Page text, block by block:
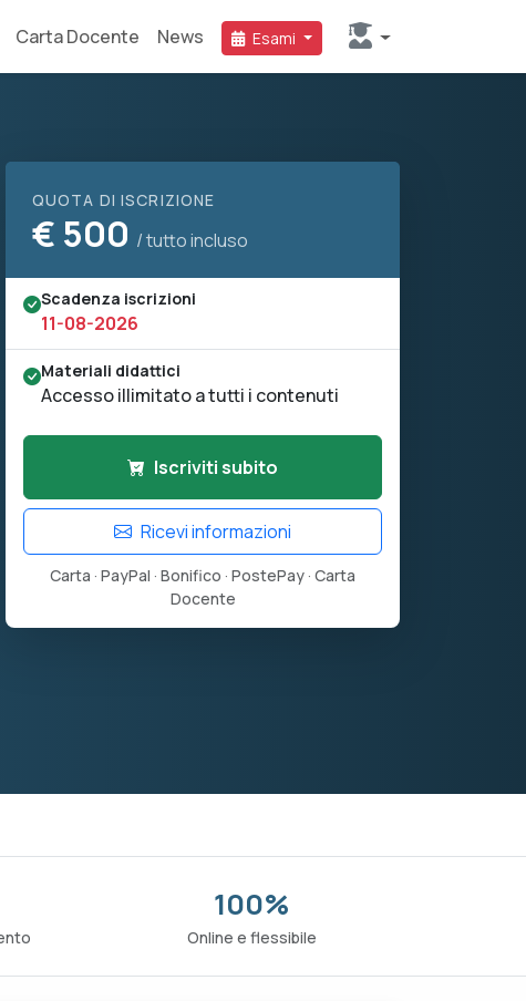
Carta Docente News Esami
QUOTA DI ISCRIZIONE
€ 500 / tutto incluso
Scadenza iscrizioni
11-08-2026
Materiali didattici
Accesso illimitato a tutti i contenuti
Iscriviti subito
Ricevi informazioni
Carta · PayPal · Bonifico · PostePay · Carta
Docente
100%
Online e flessibile